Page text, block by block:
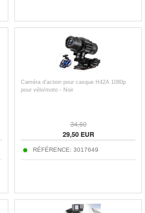
Caméra d'action pour casque H42A 1080p
pour vélo/moto - Noir
34,60
29,50EUR
RÉFÉRENCE: 3017649